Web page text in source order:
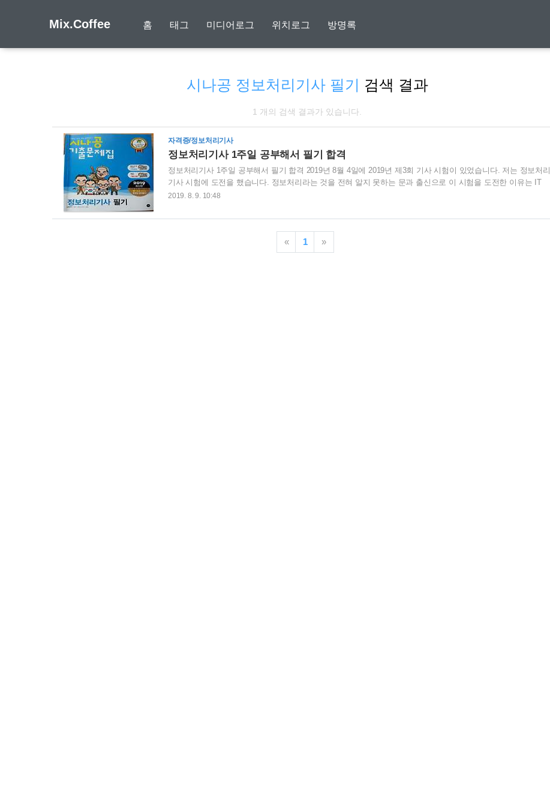
Mix.Coffee 홈 태그 미디어로그 위치로그 방명록
시나공 정보처리기사 필기 검색 결과
1 개의 검색 결과가 있습니다.
자격증/정보처리기사
정보처리기사 1주일 공부해서 필기 합격
정보처리기사 1주일 공부해서 필기 합격 2019년 8월 4일에 2019년 제3회 기사 시험이 있었습니다. 저는 정보처리
기사 시험에 도전을 했습니다. 정보처리라는 것을 전혀 알지 못하는 문과 출신으로 이 시험을 도전한 이유는 IT
분야에 대한 공부를 하고 싶었고 언제 쓰일지 모르지만 이 자격증을 시작으로 프로그램 코딩까지 역량을 더욱 발
장 정평이 나 있는 시나공 기출문제집을 구입했습니다. 기출문제만 잘 공략하면 합격할 수 있다는 주위의 조언을
받았고 교재 역시 미리 합격한 주변 분의 추천을 받아 구입했습니다. 교재를 구입하고 시나공 카페에 인증을 받으
면 이론 학습자료를 출력할 수 있습니다. 아주 핵..
2019. 8. 9. 10:48
« 1 »